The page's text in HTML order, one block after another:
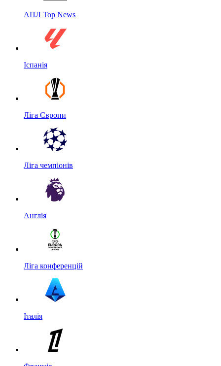
АПЛ Top News
Іспанія
Ліга Європи
Ліга чемпіонів
Англія
Ліга конференцій
Італія